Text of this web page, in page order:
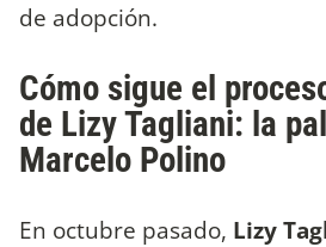
de adopción.
Cómo sigue el
de Lizy Tagliani: la
Marcelo Polino
En octubre pasado, Lizy